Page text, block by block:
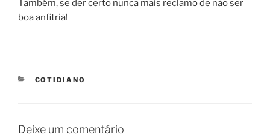
Também, se der certo nunca mais reclamo de não ser
boa anfitriã!
CATEGORIES
COTIDIANO
Deixe um comentário